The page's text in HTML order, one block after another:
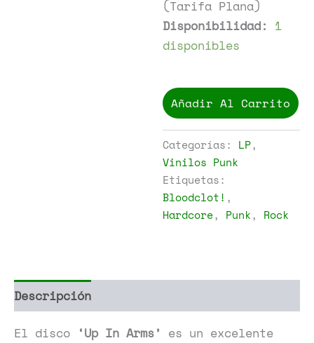
(Tarifa Plana)
Disponibilidad: 1
disponibles
-
Up
Arms
cantidad
Añadir Al Carrito
Categorías: LP,
Vinilos Punk
Etiquetas:
Bloodclot! ,
Hardcore, Punk, Rock
Descripción
El disco ‘Up In Arms’ es un excelente